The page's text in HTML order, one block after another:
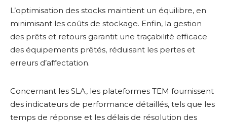
L’optimisation des stocks maintient un équilibre, en
minimisant les coûts de stockage. Enfin, la gestion
des prêts et retours garantit une traçabilité efficace
des équipements prêtés, réduisant les pertes et
erreurs d’affectation.
Concernant les SLA, les plateformes TEM fournissent
des indicateurs de performance détaillés, tels que les
temps de réponse et les délais de résolution des